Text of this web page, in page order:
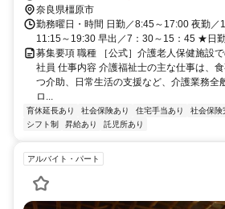
内・県外から幅広く通勤されています。
奈良県橿原市
勤務曜日・時間 日勤／8:45～17:00 夜勤／
11:15～19:30 早出／7：30～15：45 ★日
募集要項 職種 ［公式］介護老人保健施設
社員 仕事内容 介護福祉士の主な仕事は、
つ介助、日常生活の支援など、介護業務全
ロ...
育休延長あり 社会保険あり 住宅手当あり 社会保険
シフト制
昇給あり 託児所あり
アルバイト・パート